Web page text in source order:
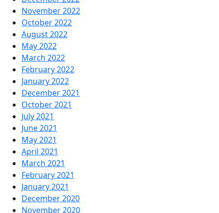
November 2022
October 2022
August 2022
May 2022
March 2022
February 2022
January 2022
December 2021
October 2021
July 2021
June 2021
May 2021
April 2021
March 2021
February 2021
January 2021
December 2020
November 2020